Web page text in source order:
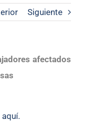
Siguiente
afectados
aquí.